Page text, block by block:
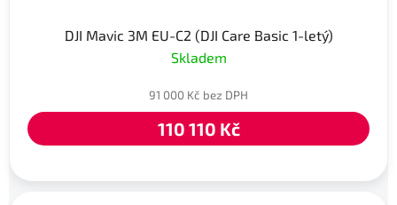
DJI Mavic 3M EU-C2 (DJI Care Basic 1-letý)
Skladem
91 000 Kč bez DPH
110 110 Kč